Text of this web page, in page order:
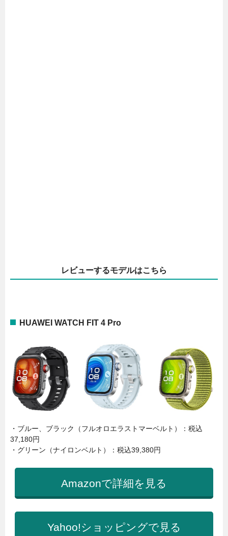
レビューするモデルはこちら
HUAWEI WATCH FIT 4 Pro
・ブルー、ブラック（フルオロエラストマーベルト）：税込
37,180円
・グリーン（ナイロンベルト）：税込39,380円
Amazonで詳細を見る
Yahoo!ショッピングで見る